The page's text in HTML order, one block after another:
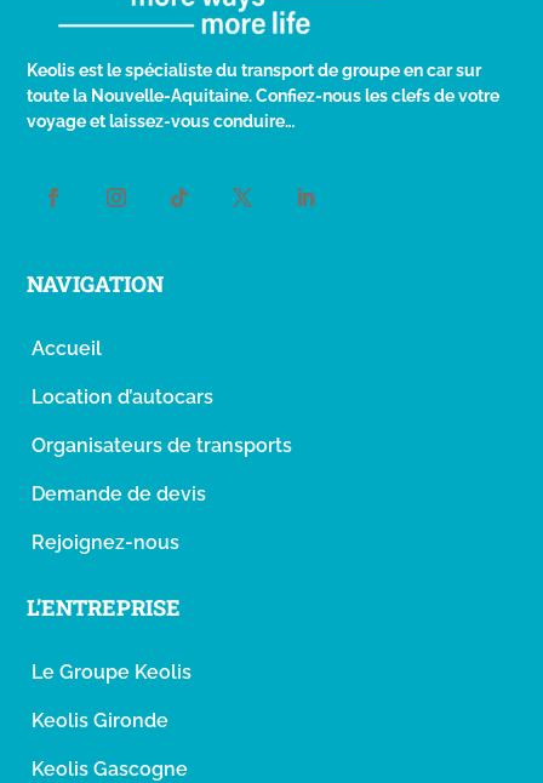
Keolis est le spécialiste du transport de groupe en car sur
toute la Nouvelle-Aquitaine. Confiez-nous les clefs de votre
voyage et laissez-vous conduire…
NAVIGATION
Accueil
Location d’autocars
Organisateurs de transports
Demande de devis
Rejoignez-nous
L’ENTREPRISE
Le Groupe Keolis
Keolis Gironde
Keolis Gascogne